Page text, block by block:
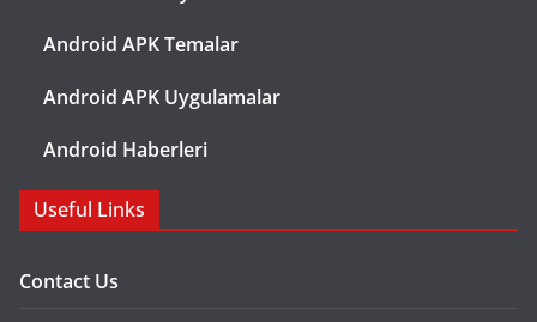
Android APK Temalar
Android APK Uygulamalar
Android Haberleri
Useful Links
Contact Us